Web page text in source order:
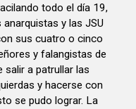
todo el día 19,
y las JSU
sus cuatro o cinco
y falangistas de
salir a patrullar las
y hacerse con
se pudo lograr. La